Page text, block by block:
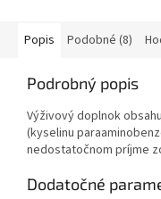
Popis Podobné (8)
Podrobný popis
Výživový doplnok
(kyselinu
nedostatočnom príjme
Dodatočné